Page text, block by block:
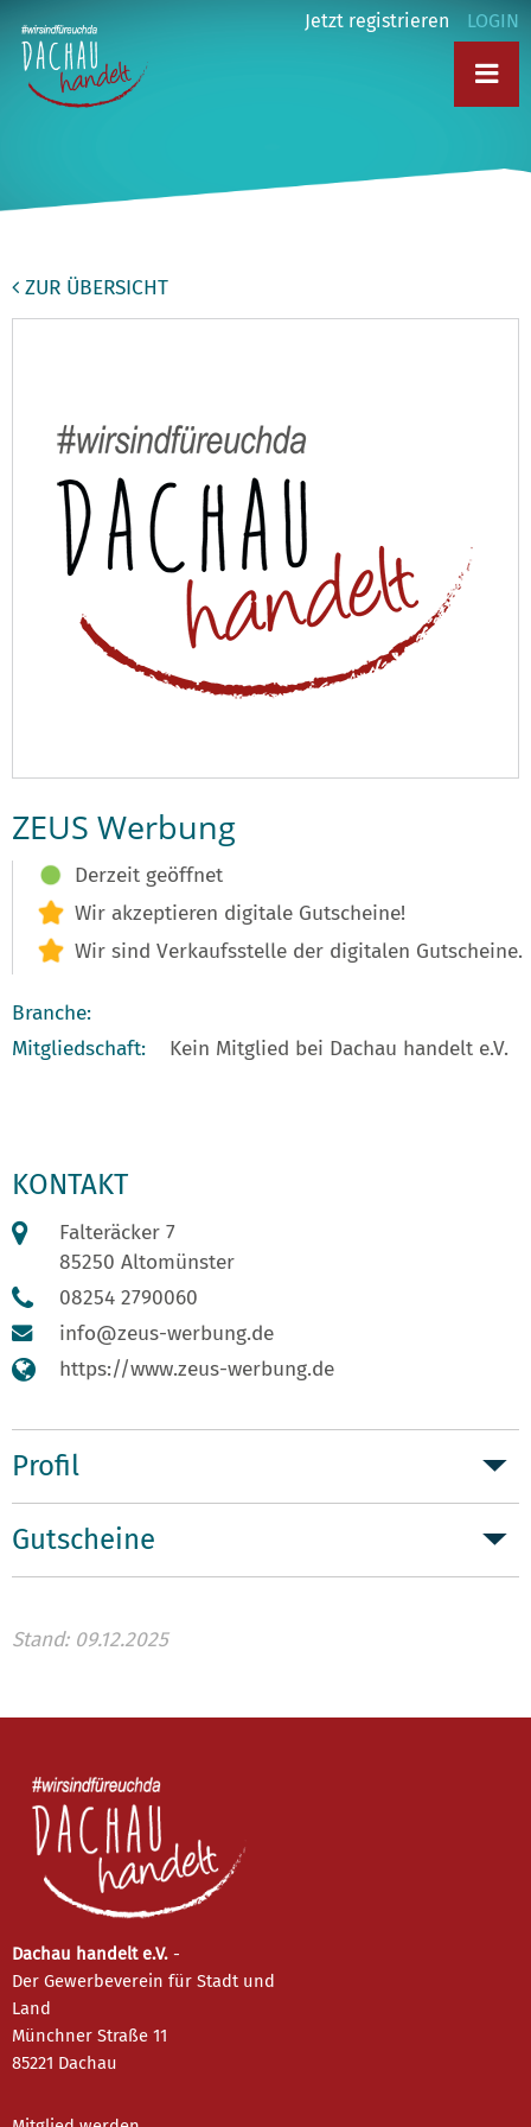
Jetzt registrieren LOGIN
ZUR ÜBERSICHT
ZEUS Werbung
Derzeit geöffnet
Wir akzeptieren digitale Gutscheine!
Wir sind Verkaufsstelle der digitalen Gutscheine.
Branche:
Mitgliedschaft:
Kein Mitglied bei Dachau handelt e.V.
KONTAKT
Falteräcker 7
85250 Altomünster
08254 2790060
info@zeus-werbung.de
https://www.zeus-werbung.de
Profil
Gutscheine
Stand: 09.12.2025
Dachau handelt e.V. -
Der Gewerbeverein für Stadt und
Land
Münchner Straße 11
85221 Dachau